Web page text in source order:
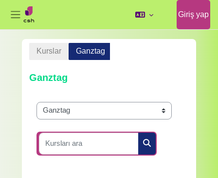
Yan panel
Giriş yap
Kurslar Ganztag
Ganztag
Kurs Kategorileri
Kursları ara
Kursları ara